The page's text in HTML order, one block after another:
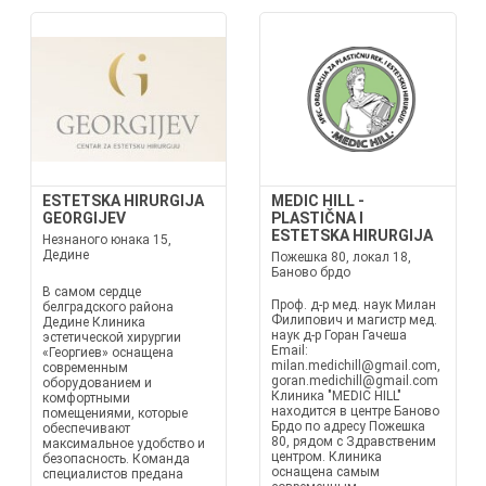
ESTETSKA HIRURGIJA
GEORGIJEV
Незнаного юнака 15,
Дедине
В самом сердце
белградского района
Дедине Клиника
эстетической хирургии
«Георгиев» оснащена
современным
оборудованием и
комфортными
помещениями, которые
обеспечивают
максимальное удобство и
безопасность. Команда
специалистов предана
MEDIC HILL -
PLASTIČNA I
ESTETSKA HIRURGIJA
Пожешка 80, локал 18,
Баново брдо
Проф. д-р мед. наук Милан
Филипович и магистр мед.
наук д-р Горан Гачеша
Email:
milan.medichill@gmail.com,
goran.medichill@gmail.com
Клиника "MEDIC HILL"
находится в центре Баново
Брдо по адресу Пожешка
80, рядом с Здравственим
центром. Клиника
оснащена самым